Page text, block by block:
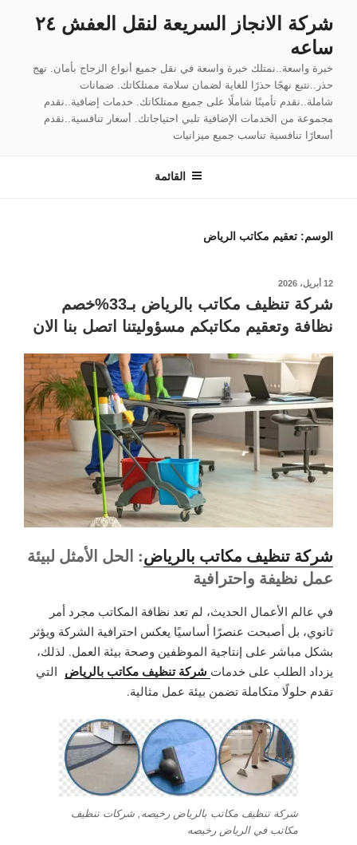
المحتوى
شركة الانجاز السريعة لنقل العفش ٢٤
ساعه
خبرة واسعة..نمتلك خبرة واسعة في نقل جميع أنواع الزجاج بأمان. نهج
حذر..نتبع نهجًا حذرًا للغاية لضمان سلامة ممتلكاتك. ضمانات
شاملة..نقدم تأمينًا شاملًا على جميع ممتلكاتك. خدمات إضافية..نقدم
مجموعة من الخدمات الإضافية تلبي احتياجاتك. أسعار تنافسية..نقدم
أسعارًا تنافسية تناسب جميع ميزانيات
القائمة
الوسم: تعقيم مكاتب الرياض
نُشر
12 أبريل، 2026
شركة تنظيف مكاتب بالرياض بـ33%خصم
نظافة وتعقيم مكاتبكم مسؤوليتنا اتصل بنا الان
شركة تنظيف مكاتب بالرياض: الحل الأمثل لبيئة
عمل نظيفة واحترافية
في عالم الأعمال الحديث، لم تعد نظافة المكاتب مجرد أمر
ثانوي، بل أصبحت عنصرًا أساسيًا يعكس احترافية الشركة ويؤثر
بشكل مباشر على إنتاجية الموظفين وصحة بيئة العمل. لذلك،
يزداد الطلب على خدمات شركة تنظيف مكاتب بالرياض التي
تقدم حلولًا متكاملة تضمن بيئة عمل مثالية.
شركة تنظيف مكاتب بالرياض رخيصه, شركات تنظيف
مكاتب في الرياض رخيصه